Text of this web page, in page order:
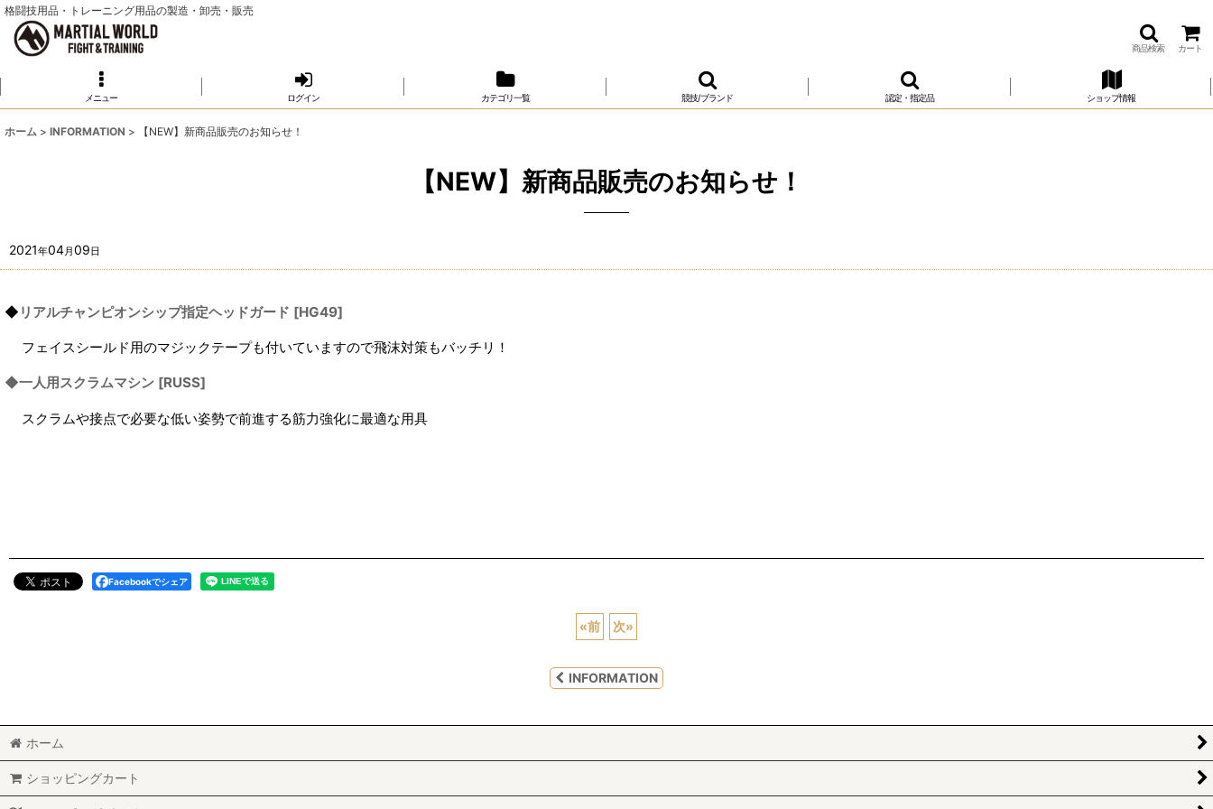
格闘技用品・トレーニング用品の製造・卸売・販売
商品検索 カート
メニュー ログイン カテゴリ一覧 競技/ブランド 認定・指定品 ショップ情報
ホーム > INFORMATION > 【NEW】新商品販売のお知らせ！
【NEW】新商品販売のお知らせ！
2021年04月09日
◆ リアルチャンピオンシップ指定ヘッドガード [HG49]
フェイスシールド用のマジックテープも付いていますので飛沫対策もバッチリ！
◆一人用スクラムマシン [RUSS]
スクラムや接点で必要な低い姿勢で前進する筋力強化に最適な用具
Facebookでシェア
«前 次»
INFORMATION
ホーム
ショッピングカート